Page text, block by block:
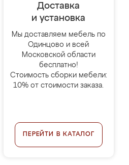
Доставка
и установка
Мы доставляем мебель по
Одинцово и всей
Московской области
бесплатно!
Стоимость сборки мебели:
10% от стоимости заказа.
ПЕРЕЙТИ В КАТАЛОГ